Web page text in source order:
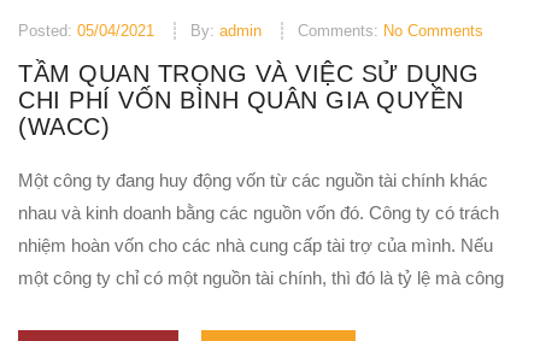
Posted: 05/04/2021 By: admin Comments: No Comments
TẦM QUAN TRỌNG VÀ VIỆC SỬ DỤNG
CHI PHÍ VỐN BÌNH QUÂN GIA QUYỀN
(WACC)
Một công ty đang huy động vốn từ các nguồn tài chính khác
nhau và kinh doanh bằng các nguồn vốn đó. Công ty có trách
nhiệm hoàn vốn cho các nhà cung cấp tài trợ của mình. Nếu
một công ty chỉ có một nguồn tài chính, thì đó là tỷ lệ mà công